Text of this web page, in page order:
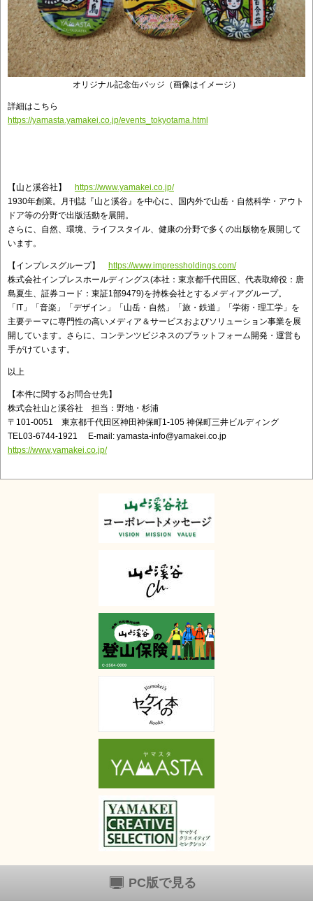
オリジナル記念缶バッジ（画像はイメージ）
詳細はこちら
https://yamasta.yamakei.co.jp/events_tokyotama.html
【山と溪谷社】 https://www.yamakei.co.jp/
1930年創業。月刊誌『山と溪谷』を中心に、国内外で山岳・自然科学・アウト
ドア等の分野で出版活動を展開。
さらに、自然、環境、ライフスタイル、健康の分野で多くの出版物を展開して
います。
【インプレスグループ】
https://www.impressholdings.com/
株式会社インプレスホールディングス(本社：東京都千代田区、代表取締役：唐
島夏生、証券コード：東証1部9479)を持株会社とするメディアグループ。
「IT」「音楽」「デザイン」「山岳・自然」「旅・鉄道」「学術・理工学」を
主要テーマに専門性の高いメディア＆サービスおよびソリューション事業を展
開しています。さらに、コンテンツビジネスのプラットフォーム開発・運営も
手がけています。
以上
【本件に関するお問合せ先】
株式会社山と溪谷社 担当：野地・杉浦
〒101-0051 東京都千代田区神田神保町1-105 神保町三井ビルディング
TEL03-6744-1921 E-mail: yamasta-info@yamakei.co.jp
https://www.yamakei.co.jp/
PC版で見る